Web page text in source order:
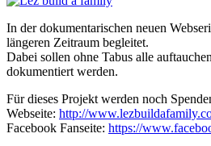
In der dokumentarischen neuen
längeren Zeitraum begleitet.
Dabei sollen ohne Tabus alle
dokumentiert werden.
Für dieses Projekt werden noch
Webseite: http://
Facebook Fanseite: https://